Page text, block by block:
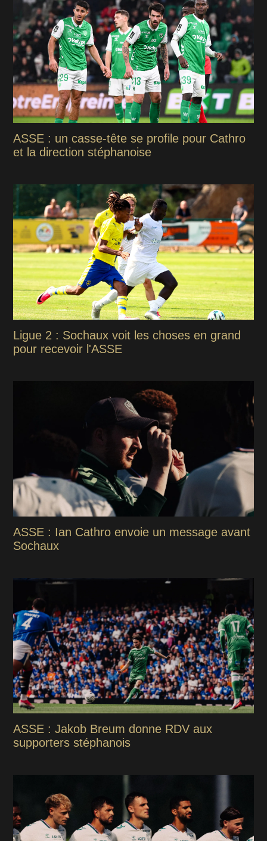
ASSE : un casse-tête se profile pour Cathro
et la direction stéphanoise
Ligue 2 : Sochaux voit les choses en grand
pour recevoir l'ASSE
ASSE : Ian Cathro envoie un message avant
Sochaux
ASSE : Jakob Breum donne RDV aux
supporters stéphanois